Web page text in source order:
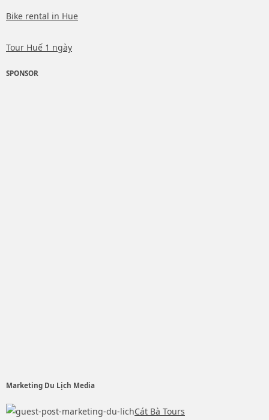
Bike rental in Hue
Tour Huế 1 ngày
SPONSOR
Marketing Du Lịch Media
Cát Bà Tours